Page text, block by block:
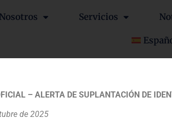
Nosotros Servicios
– ALERTA DE SUPLANTACIÓN DE
de 2025